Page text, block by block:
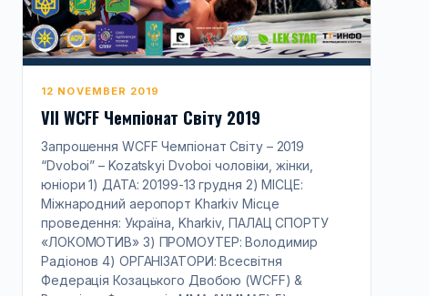
12 NOVEMBER 2019
VII WCFF Чемпіонат Світу 2019
Запрошення WCFF Чемпіонат Світу – 2019
“Dvoboi” – Kozatskyi Dvoboi чоловіки, жінки,
юніори 1) ДАТА: 20199-13 грудня 2) МІСЦЕ:
Міжнародний аеропорт Kharkiv Місце
проведення: Україна, Kharkiv, ПАЛАЦ СПОРТУ
«ЛОКОМОТИВ» 3) ПРОМОУТЕР: Володимир
Радіонов 4) ОРГАНІЗАТОРИ: Всесвітня
Федерація Козацького Двобою (WCFF) &